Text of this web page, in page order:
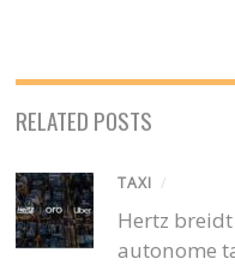
RELATED POSTS
TAXI /
Hertz
autonome